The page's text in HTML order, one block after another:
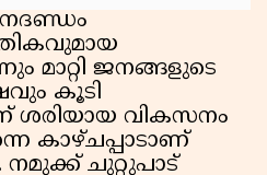
മാറ്റി ജനങ്ങളുടെ
കൂടി
ശരിയായ വികസനം
കാഴ്ചപ്പാടാണ്
നമുക്ക് ചുറ്റുപാട്